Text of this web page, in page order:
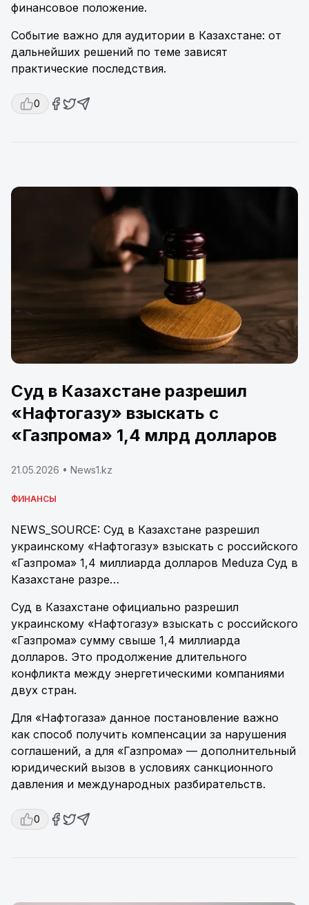
финансовое положение.
Событие важно для аудитории в Казахстане: от
дальнейших решений по теме зависят
практические последствия.
0
Суд в Казахстане разрешил
«Нафтогазу» взыскать с
«Газпрома» 1,4 млрд долларов
21.05.2026 • News1.kz
ФИНАНСЫ
NEWS_SOURCE: Суд в Казахстане разрешил
украинскому «Нафтогазу» взыскать с российского
«Газпрома» 1,4 миллиарда долларов Meduza Суд в
Казахстане разре…
Суд в Казахстане официально разрешил
украинскому «Нафтогазу» взыскать с российского
«Газпрома» сумму свыше 1,4 миллиарда
долларов. Это продолжение длительного
конфликта между энергетическими компаниями
двух стран.
Для «Нафтогаза» данное постановление важно
как способ получить компенсации за нарушения
соглашений, а для «Газпрома» — дополнительный
юридический вызов в условиях санкционного
давления и международных разбирательств.
0